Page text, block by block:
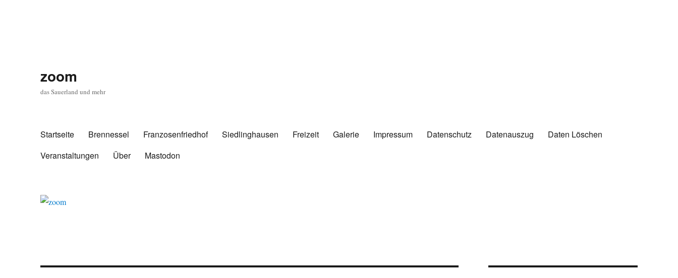
zoom
das Sauerland und mehr
Startseite Brennessel Franzosenfriedhof Siedlinghausen Freizeit Galerie Impressum Datenschutz Datenauszug
Daten Löschen
Veranstaltungen
Über Mastodon